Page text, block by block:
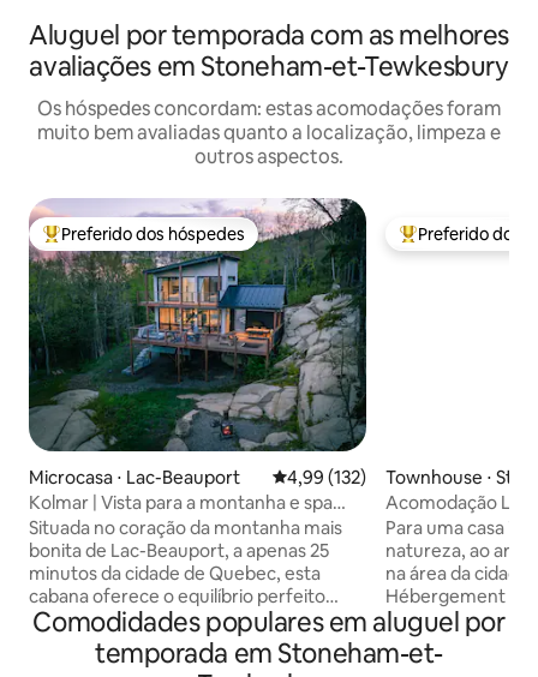
Aluguel por temporada com as melhores
avaliações em Stoneham-et-Tewkesbury
Os hóspedes concordam: estas acomodações foram
muito bem avaliadas quanto a localização, limpeza e
outros aspectos.
Entre os melhores preferidos dos hóspedes
Preferido dos hóspedes
Microcasa ⋅ Lac-Beauport 4,99 de uma avaliação média de
4,99 (132)
Kolmar | Vista para a montanha e spa
perto da cidade de Quebec
Situada no coração da montanha mais
bonita de Lac-Beauport, a apenas 25
minutos da cidade de Quebec, esta
cabana oferece o equilíbrio perfeito
entre natureza e conforto. Localizado
em Domaine Le Maelström, desfrute de
atividades como caminhadas, ciclismo
Entre os
Preferido dos
Townhouse ⋅
Tewkesbury
Acomodação Le
montanha
Para uma casa
natureza, ao ar
na área da cidade
Hébergement Le
do
turístico zoneado. Nossa
secundária a
Comodidades populares em aluguel por
temporada em Stoneham-et-